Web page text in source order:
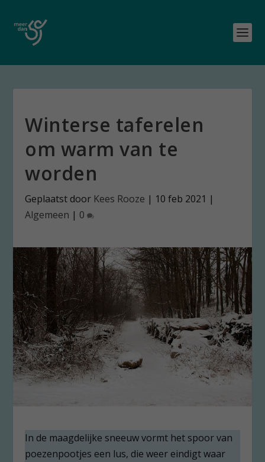
Winterse taferelen
om warm van te
worden
Geplaatst door Kees Rooze | 10 feb 2021 |
Algemeen | 0
In de maagdelijke sneeuw vormt het spoor van
poezenpootjes een lus, die weer eindigt waar